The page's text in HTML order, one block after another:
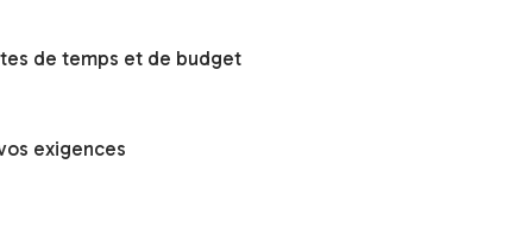
de temps et de budget
exigences